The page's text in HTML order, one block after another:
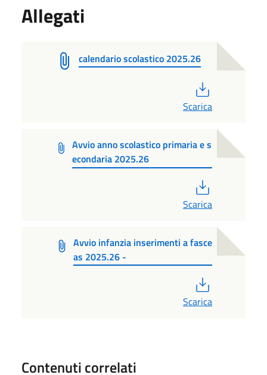
Allegati
calendario scolastico 2025.26
Scarica
Avvio anno scolastico primaria e s
econdaria 2025.26
Scarica
Avvio infanzia inserimenti a fasce
as 2025.26 -
Scarica
Contenuti correlati